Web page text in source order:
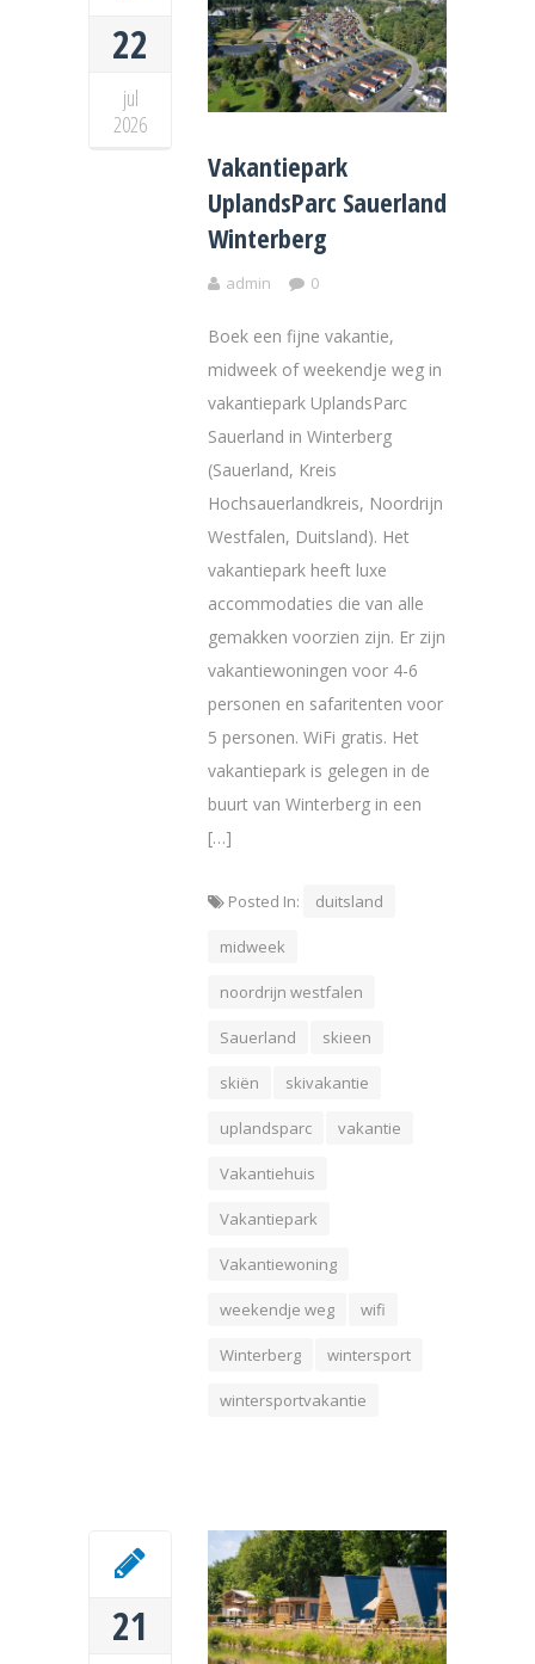
22
jul
2026
Vakantiepark
UplandsParc Sauerland
Winterberg
admin 0
Boek een fijne vakantie,
midweek of weekendje weg in
vakantiepark UplandsParc
Sauerland in Winterberg
(Sauerland, Kreis
Hochsauerlandkreis, Noordrijn
Westfalen, Duitsland). Het
vakantiepark heeft luxe
accommodaties die van alle
gemakken voorzien zijn. Er zijn
vakantiewoningen voor 4-6
personen en safaritenten voor
5 personen. WiFi gratis. Het
vakantiepark is gelegen in de
buurt van Winterberg in een
[…]
Posted In: duitsland
midweek
noordrijn westfalen
Sauerland skieen
skiën skivakantie
uplandsparc vakantie
Vakantiehuis
Vakantiepark
Vakantiewoning
weekendje weg wifi
Winterberg wintersport
wintersportvakantie
21